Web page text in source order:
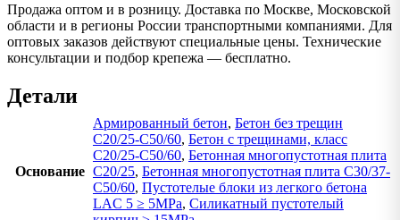
Продажа оптом и в розницу. Доставка по Москве, Московской
области и в регионы России транспортными компаниями. Для
оптовых заказов действуют специальные цены. Технические
консультации и подбор крепежа — бесплатно.
Детали
Основание
Армированный бетон, Бетон без трещин
C20/25-C50/60, Бетон с трещинами, класс
C20/25-C50/60, Бетонная многопустотная плита
C20/25, Бетонная многопустотная плита C30/37-
C50/60, Пустотелые блоки из легкого бетона
LAC 5 ≥ 5MPa, Силикатный пустотелый